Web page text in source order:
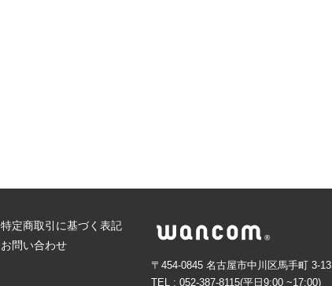
特定商取引に基づく表記
お問い合わせ
〒454-0845 名古屋市中川区馬手町 3-13
TEL : 052-387-8115(平日9:00 ~17:00)